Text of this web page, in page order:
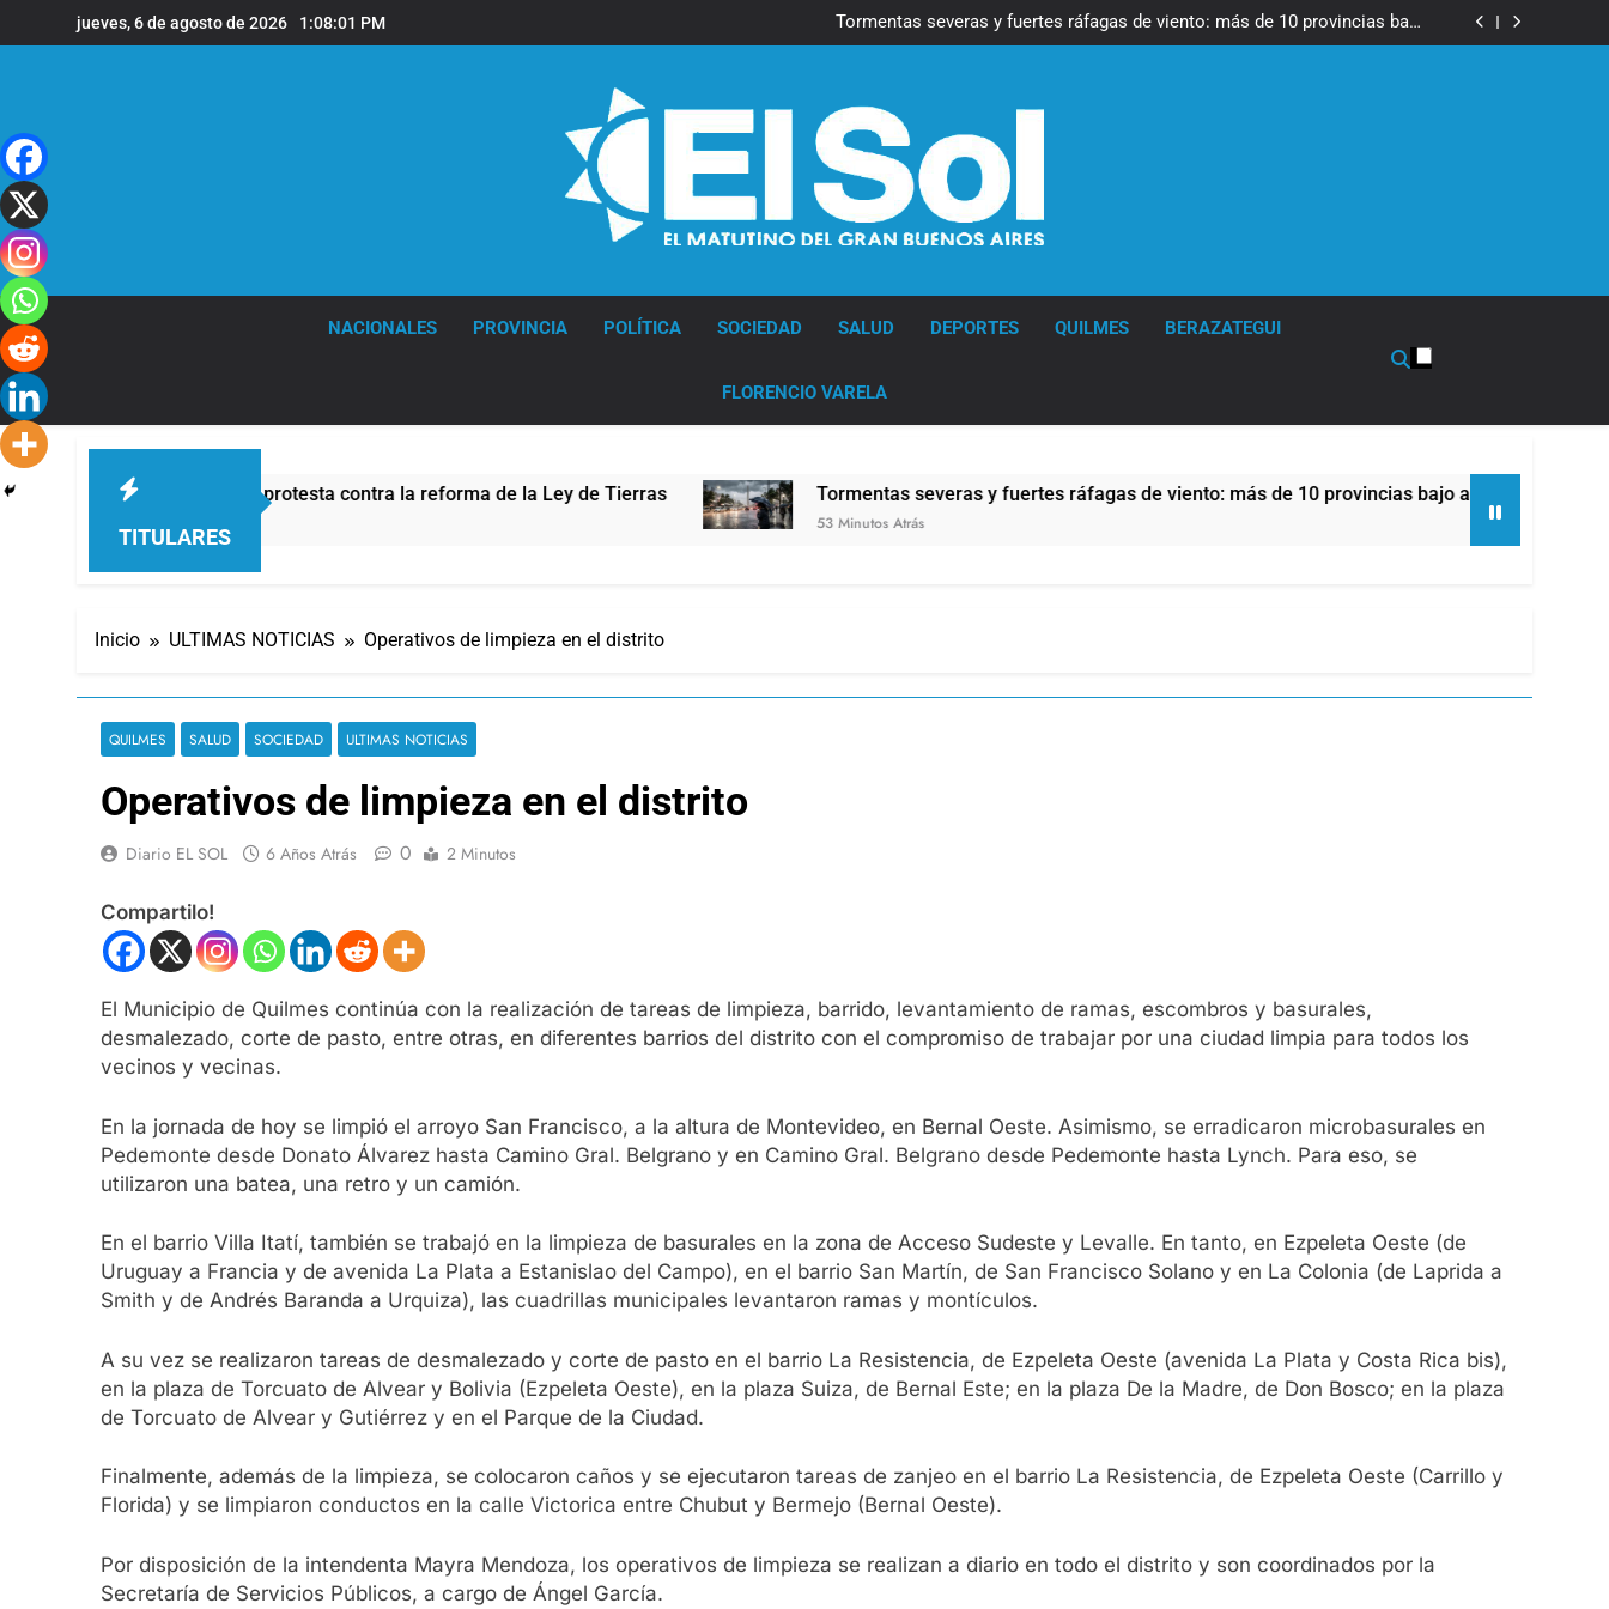
al
jueves, 6 de agosto de 2026 1:08:02 PM
protesta contra la reforma de la Ley de Tierras
Tormentas severas y fuertes ráfagas de viento: más de 10 provincias bajo
alerta meteorológica
Senado debate el proyecto sobre propiedad privada con foco en los
Senado debate el proyecto sobre propiedad privada con foco en los
NACIONALES PROVINCIA POLÍTICA SOCIEDAD SALUD DEPORTES QUILMES BERAZATEGUI
FLORENCIO VARELA
TITULARES
de seguridad por la protesta contra la reforma de la Ley de Tierras Tormentas severas y fuertes ráfagas de viento: más de 10 provincias bajo alerta meteorológica
53 Minutos Atrás
Inicio ULTIMAS NOTICIAS Operativos de limpieza en el distrito
QUILMES SALUD SOCIEDAD ULTIMAS NOTICIAS
Operativos de limpieza en el distrito
Diario EL SOL 6 Años Atrás 0 2 Minutos
Compartilo!
El Municipio de Quilmes continúa con la realización de tareas de limpieza, barrido, levantamiento de ramas, escombros y basurales,
desmalezado, corte de pasto, entre otras, en diferentes barrios del distrito con el compromiso de trabajar por una ciudad limpia para todos los
vecinos y vecinas.
En la jornada de hoy se limpió el arroyo San Francisco, a la altura de Montevideo, en Bernal Oeste. Asimismo, se erradicaron microbasurales en
Pedemonte desde Donato Álvarez hasta Camino Gral. Belgrano y en Camino Gral. Belgrano desde Pedemonte hasta Lynch. Para eso, se
utilizaron una batea, una retro y un camión.
En el barrio Villa Itatí, también se trabajó en la limpieza de basurales en la zona de Acceso Sudeste y Levalle. En tanto, en Ezpeleta Oeste (de
Uruguay a Francia y de avenida La Plata a Estanislao del Campo), en el barrio San Martín, de San Francisco Solano y en La Colonia (de Laprida a
Smith y de Andrés Baranda a Urquiza), las cuadrillas municipales levantaron ramas y montículos.
A su vez se realizaron tareas de desmalezado y corte de pasto en el barrio La Resistencia, de Ezpeleta Oeste (avenida La Plata y Costa Rica bis),
en la plaza de Torcuato de Alvear y Bolivia (Ezpeleta Oeste), en la plaza Suiza, de Bernal Este; en la plaza De la Madre, de Don Bosco; en la plaza
de Torcuato de Alvear y Gutiérrez y en el Parque de la Ciudad.
Finalmente, además de la limpieza, se colocaron caños y se ejecutaron tareas de zanjeo en el barrio La Resistencia, de Ezpeleta Oeste (Carrillo y
Florida) y se limpiaron conductos en la calle Victorica entre Chubut y Bermejo (Bernal Oeste).
Por disposición de la intendenta Mayra Mendoza, los operativos de limpieza se realizan a diario en todo el distrito y son coordinados por la
Secretaría de Servicios Públicos, a cargo de Ángel García.